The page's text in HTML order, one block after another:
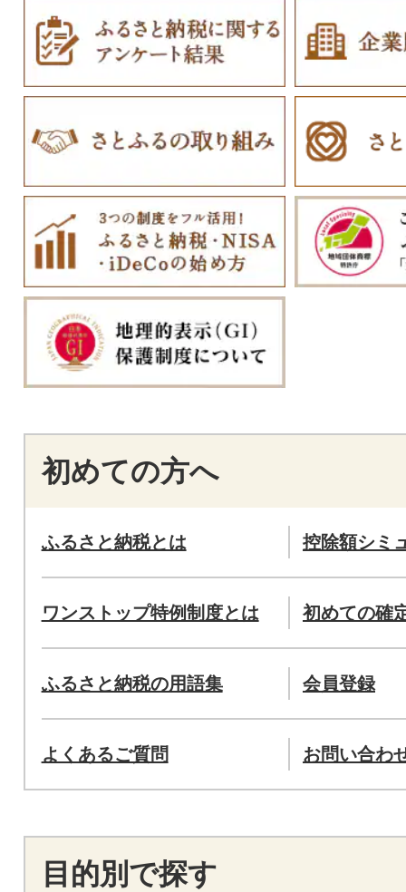
初めての方へ
ふるさと納税とは 控除額シミ
ワンストップ特例制度とは 初めての確
ふるさと納税の用語集 会員登録
よくあるご質問 お問い合わ
目的別で探す